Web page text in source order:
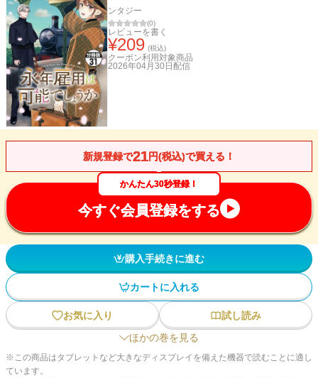
ンタジー
(0)
レビューを書く
¥209 (税込)
クーポン利用対象商品
2026年04月30日 配信
新規登録で21円(税込)で買える！
かんたん30秒登録！
今すぐ会員登録をする
購入手続きに進む
カートに入れる
お気に入り
試し読み
ほかの巻を見る
※この商品はタブレットなど大きなディスプレイを備えた機器で読むことに適し
ています。